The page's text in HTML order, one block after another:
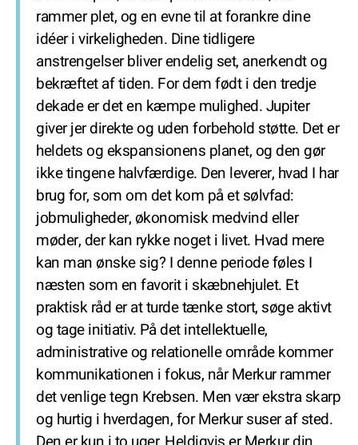
rammer plet, og en evne til at forankre dine
idéer i virkeligheden. Dine tidligere
anstrengelser bliver endelig set, anerkendt og
bekræftet af tiden. For dem født i den tredje
dekade er det en kæmpe mulighed. Jupiter
giver jer direkte og uden forbehold støtte. Det er
heldets og ekspansionens planet, og den gør
ikke tingene halvfærdige. Den leverer, hvad I har
brug for, som om det kom på et sølvfad:
jobmuligheder, økonomisk medvind eller
møder, der kan rykke noget i livet. Hvad mere
kan man ønske sig? I denne periode føles I
næsten som en favorit i skæbnehjulet. Et
praktisk råd er at turde tænke stort, søge aktivt
og tage initiativ. På det intellektuelle,
administrative og relationelle område kommer
kommunikationen i fokus, når Merkur rammer
det venlige tegn Krebsen. Men vær ekstra skarp
og hurtig i hverdagen, for Merkur suser af sted.